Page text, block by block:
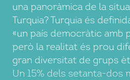
una panoràmica de la
Turquia? Turquia és
«un país democràtic amb
però la realitat és prou
gran diversitat de grups
Un 15% dels setanta-dos